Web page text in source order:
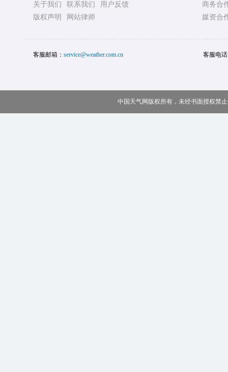
关于我们 联系我们
用户反馈
版权声明
网站律师
商务合
媒资合
客服邮箱： service@weather.com.cn 客服电
中国天气网版权所有，未经书面授权